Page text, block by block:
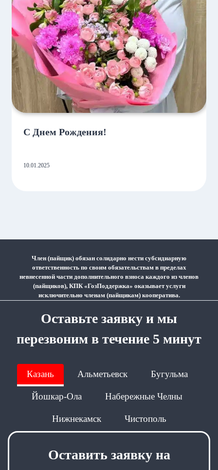
С Днем Рождения!
10.01.2025
Член (пайщик) обязан солидарно нести субсидиарную
ответственность по своим обязательствам в пределах
невнесенной части дополнительного взноса каждого из членов
(пайщиков), КПК «ГозПоддержка» оказывает услуги
исключительно членам (пайщикам) кооператива.
Оставьте заявку и мы
перезвоним в течение 5 минут
Казань Альметьевск Бугульма
Йошкар-Ола Набережные Челны
Нижнекамск Чистополь
Оставить заявку на